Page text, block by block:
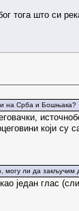
тога што си
на Срба и Бошњака?
који
могу ли да
један глас